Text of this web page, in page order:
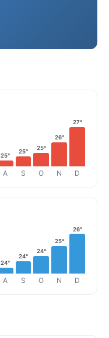
25°
A
25°
S
25°
O
26°
N
27°
D
24°
A
24°
S
24°
O
25°
N
26°
D